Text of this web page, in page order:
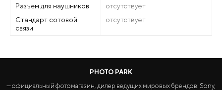
Разъем для наушников
отсутствует
Стандарт сотовой
связи
отсутствует
PHOTO PARK
— официальный фотомагазин, дилер ведущих мировых брендов: Sony,